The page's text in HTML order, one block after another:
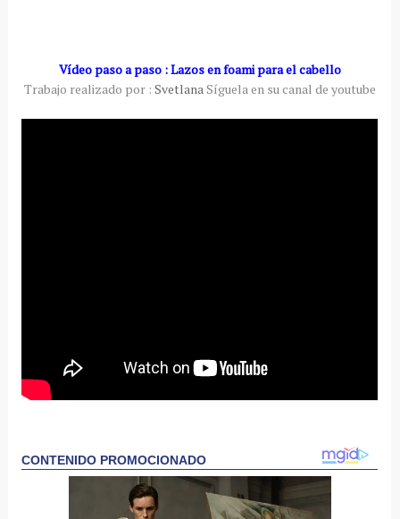
Vídeo paso a paso : Lazos en foami para el cabello
Trabajo realizado por : Svetlana Síguela en su canal de youtube